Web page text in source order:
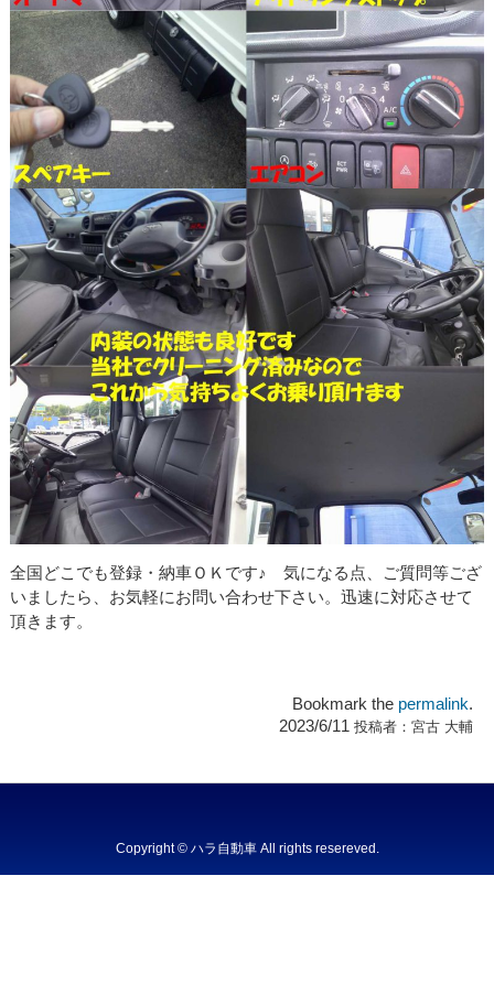
全国どこでも登録・納車ＯＫです♪ 気になる点、ご質問等ござ
いましたら、お気軽にお問い合わせ下さい。迅速に対応させて
頂きます。
Bookmark the permalink.
2023/6/11 投稿者：宮古 大輔
Copyright © ハラ自動車 All rights resereved.Powered by DJCOM Inc.